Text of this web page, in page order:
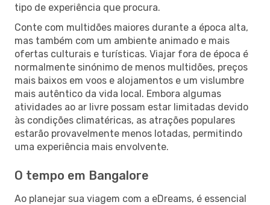
tipo de experiência que procura.
Conte com multidões maiores durante a época alta,
mas também com um ambiente animado e mais
ofertas culturais e turísticas. Viajar fora de época é
normalmente sinónimo de menos multidões, preços
mais baixos em voos e alojamentos e um vislumbre
mais autêntico da vida local. Embora algumas
atividades ao ar livre possam estar limitadas devido
às condições climatéricas, as atrações populares
estarão provavelmente menos lotadas, permitindo
uma experiência mais envolvente.
O tempo em Bangalore
Ao planejar sua viagem com a eDreams, é essencial